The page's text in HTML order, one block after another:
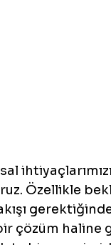
Özellikle
çözüm haline